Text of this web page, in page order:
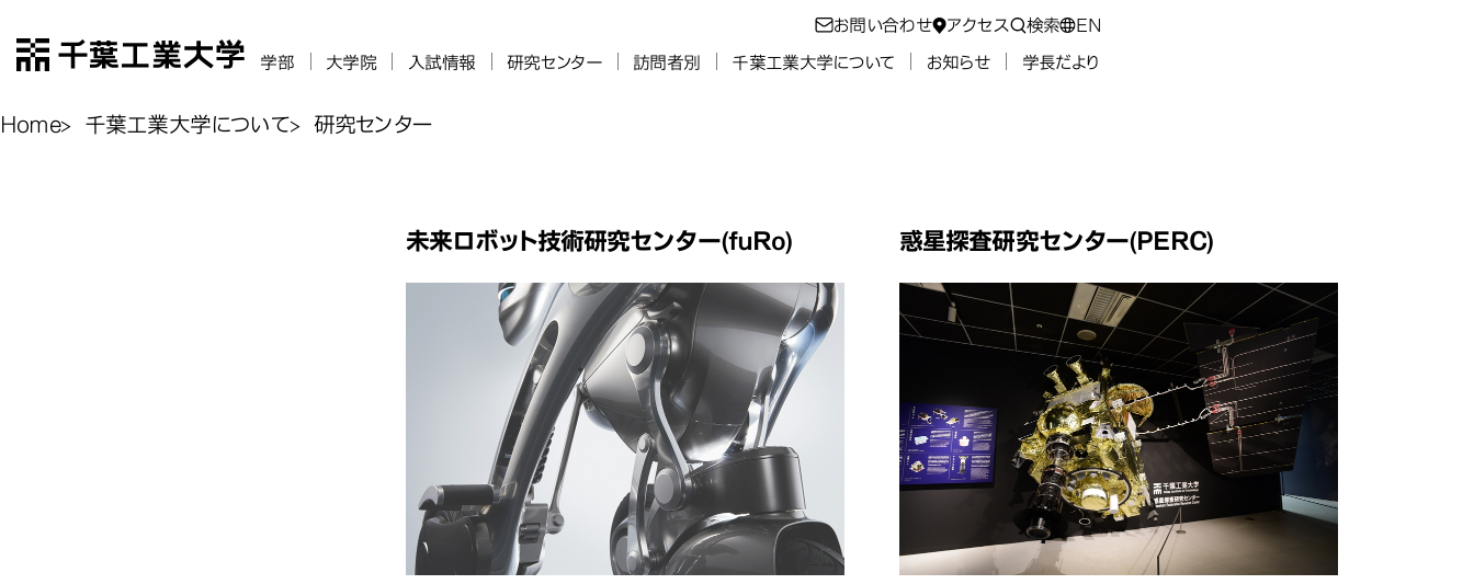
千葉工業大学
お問い合わせ アクセス 検索 EN
学部 大学院 入試情報 研究センター 訪問者別 千葉工業大学について お知らせ 学長だより
Home 千葉工業大学について 研究センター
研究センター未来ロボット技術研究センター(fuRo) 惑星探査研究センター(PERC)